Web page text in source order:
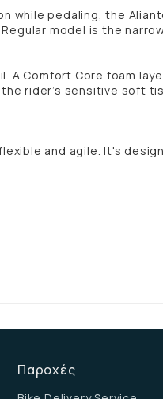
while pedaling, the
model is the
A Comfort Core foam
rider’s sensitive soft
and agile. It's
Παροχές